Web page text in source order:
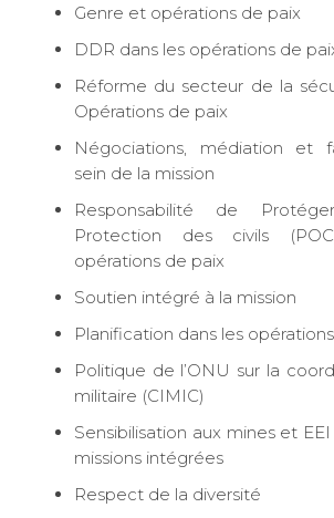
Genre et opérations de paix
DDR dans les opérations de
Réforme du secteur de la
Opérations de paix
Négociations, médiation et
sein de la mission
Responsabilité de
Protection des civils
opérations de paix
Soutien intégré à la mission
Planification dans les
Politique de l’ONU sur la
militaire (CIMIC)
Sensibilisation aux mines et
missions intégrées
Respect de la diversité